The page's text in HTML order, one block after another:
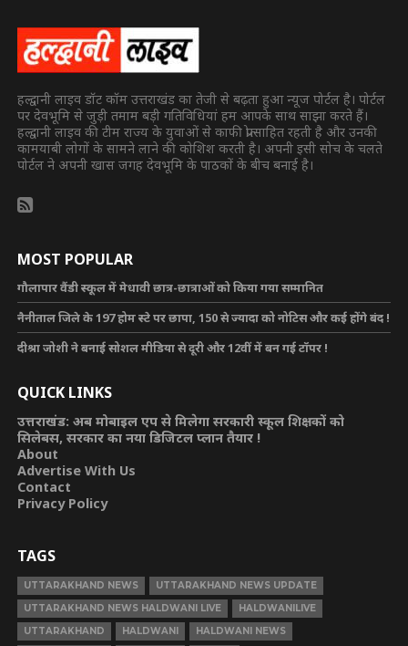
हल्द्वानी लाइव डॉट कॉम उत्तराखंड का तेजी से बढ़ता हुआ न्यूज पोर्टल है। पोर्टल
पर देवभूमि से जुड़ी तमाम बड़ी गतिविधियां हम आपके साथ साझा करते हैं।
हल्द्वानी लाइव की टीम राज्य के युवाओं से काफी प्रोत्साहित रहती है और उनकी
कामयाबी लोगों के सामने लाने की कोशिश करती है। अपनी इसी सोच के चलते
पोर्टल ने अपनी खास जगह देवभूमि के पाठकों के बीच बनाई है।
MOST POPULAR
गौलापार वैंडी स्कूल में मेधावी छात्र-छात्राओं को किया गया सम्मानित
नैनीताल जिले के 197 होम स्टे पर छापा, 150 से ज्यादा को नोटिस और कई होंगे बंद !
दीश्रा जोशी ने बनाई सोशल मीडिया से दूरी और 12वीं में बन गई टॉपर !
QUICK LINKS
उत्तराखंड: अब मोबाइल एप से मिलेगा सरकारी स्कूल शिक्षकों को
सिलेबस, सरकार का नया डिजिटल प्लान तैयार !
About
Advertise With Us
Contact
Privacy Policy
TAGS
UTTARAKHAND NEWS
UTTARAKHAND NEWS UPDATE
UTTARAKHAND NEWS HALDWANI LIVE
HALDWANILIVE
UTTARAKHAND
HALDWANI HALDWANI NEWS